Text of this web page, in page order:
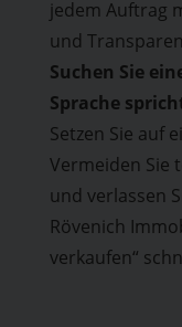
jedem Auftrag
und
Suchen Sie
Sprache
Setzen Sie auf
Vermeiden Sie
und verlassen
Rövenich
verkaufen“